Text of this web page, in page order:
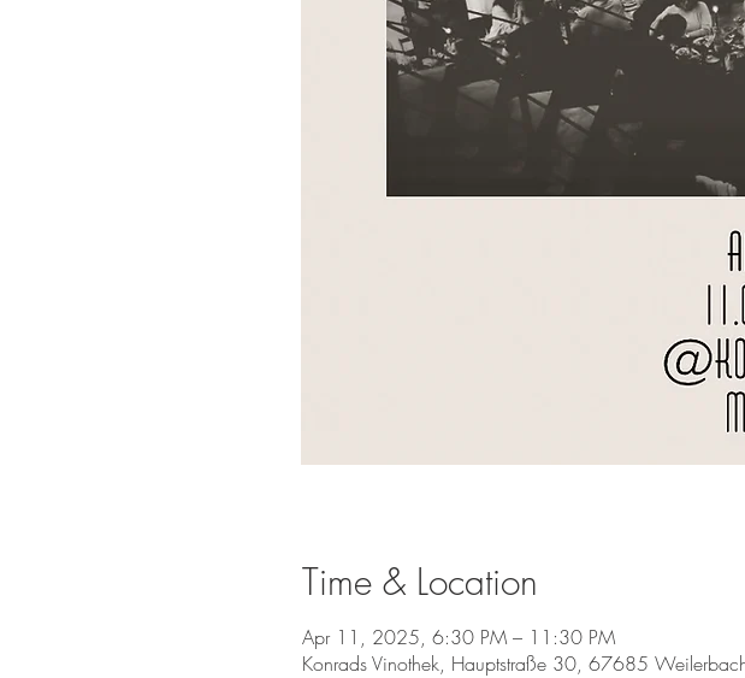
Time & Location
Apr 11, 2025, 6:30 PM – 11:30 PM
Konrads Vinothek, Hauptstraße 30, 67685